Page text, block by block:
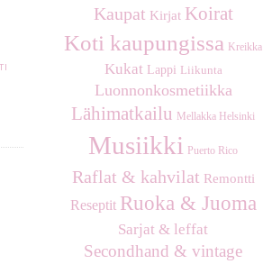
Kaupat Kirjat Koirat
Koti kaupungissa Kreikka
Kukat Lappi Liikunta
Luonnonkosmetiikka
Lähimatkailu Mellakka Helsinki
Musiikki Puerto Rico
Raflat & kahvilat Remontti
Reseptit Ruoka & Juoma
Sarjat & leffat
Secondhand & vintage